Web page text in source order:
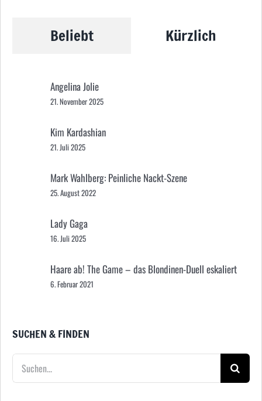
Beliebt Kürzlich
Angelina Jolie
21. November 2025
Kim Kardashian
21. Juli 2025
Mark Wahlberg: Peinliche Nackt-Szene
25. August 2022
Lady Gaga
16. Juli 2025
Haare ab! The Game – das Blondinen-Duell eskaliert
6. Februar 2021
SUCHEN & FINDEN
Suche
nach: